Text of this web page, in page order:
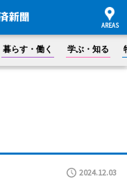
暮らす・働く 学ぶ・知る
2024.12.03